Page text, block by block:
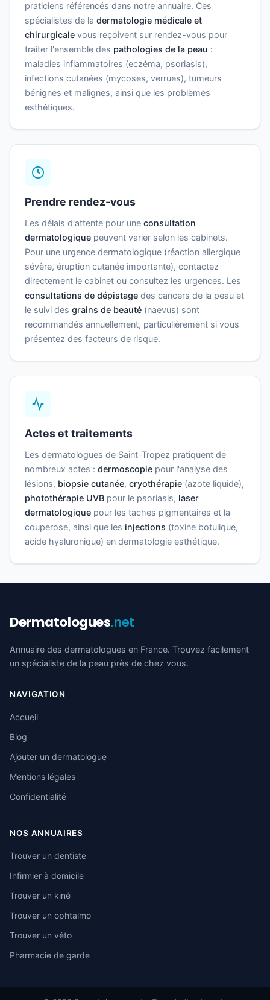
praticiens référencés dans notre annuaire. Ces
spécialistes de la dermatologie médicale et
chirurgicale vous reçoivent sur rendez-vous pour
traiter l'ensemble des pathologies de la peau :
maladies inflammatoires (eczéma, psoriasis),
infections cutanées (mycoses, verrues), tumeurs
bénignes et malignes, ainsi que les problèmes
esthétiques.
Prendre rendez-vous
Les délais d'attente pour une consultation
dermatologique peuvent varier selon les cabinets.
Pour une urgence dermatologique (réaction allergique
sévère, éruption cutanée importante), contactez
directement le cabinet ou consultez les urgences. Les
consultations de dépistage des cancers de la peau et
le suivi des grains de beauté (naevus) sont
recommandés annuellement, particulièrement si vous
présentez des facteurs de risque.
Actes et traitements
Les dermatologues de Saint-Tropez pratiquent de
nombreux actes : dermoscopie pour l'analyse des
lésions, biopsie cutanée, cryothérapie (azote liquide),
photothérapie UVB pour le psoriasis, laser
dermatologique pour les taches pigmentaires et la
couperose, ainsi que les injections (toxine botulique,
acide hyaluronique) en dermatologie esthétique.
Dermatologues.net
Annuaire des dermatologues en France. Trouvez facilement
un spécialiste de la peau près de chez vous.
NAVIGATION
Accueil
Blog
Ajouter un dermatologue
Mentions légales
Confidentialité
NOS ANNUAIRES
Trouver un dentiste
Infirmier à domicile
Trouver un kiné
Trouver un ophtalmo
Trouver un véto
Pharmacie de garde